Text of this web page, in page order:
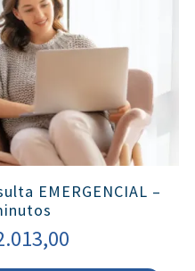
EMERGENCIAL –